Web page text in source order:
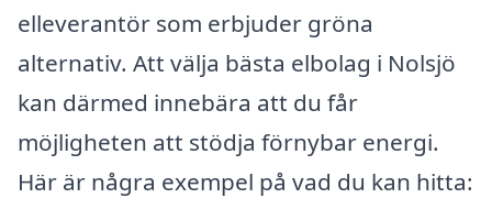
elleverantör som erbjuder gröna
alternativ. Att välja bästa elbolag i Nolsjö
kan därmed innebära att du får
möjligheten att stödja förnybar energi.
Här är några exempel på vad du kan hitta: